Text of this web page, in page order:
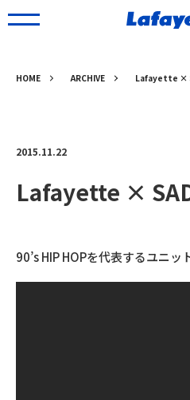
HOME ARCHIVE Lafayette ×
2015.11.22
Lafayette ×
90’s HIP HOPを代表するユニッ